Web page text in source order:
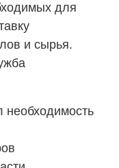
для
и сырья.
необходимость